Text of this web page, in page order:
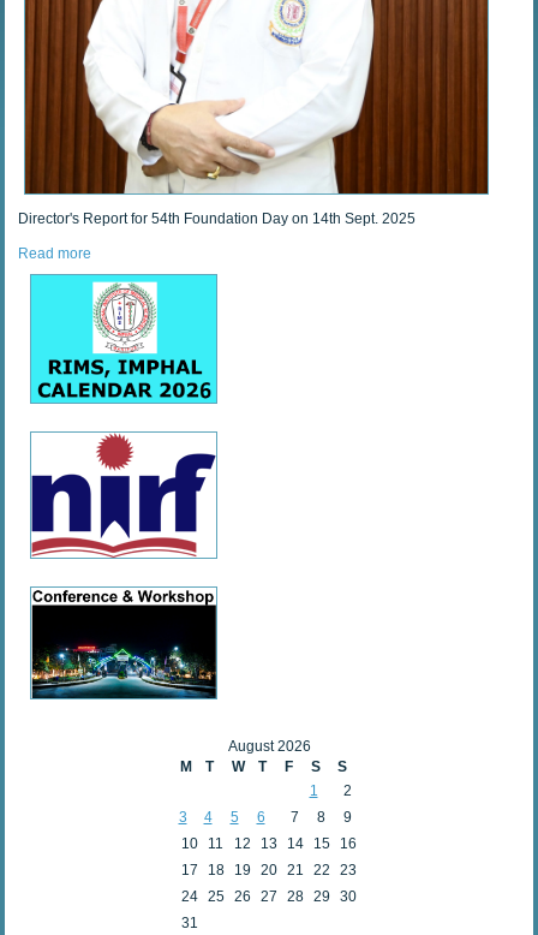
Director's Report for 54th Foundation Day on 14th Sept. 2025
Read more
August 2026
M
T W T F S
S
1
2
3
4 5 6 7 8
9
10
11 12 13 14 15
16
17
18 19 20 21 22
23
24 25 26 27 28 29
30
31